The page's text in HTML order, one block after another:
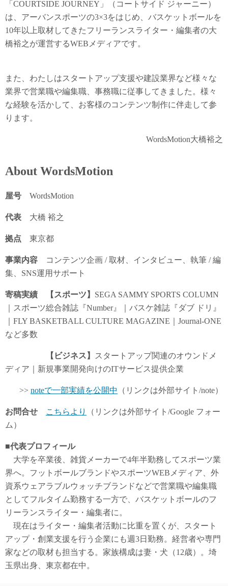
「COURTSIDE JOURNEY」（コートサイド ジャーニー）
は、アーバンスポーツの3×3をはじめ、バスケットボールを
10年以上取材してきたフリーランスライター・編集者の大
橋裕之が運営するWEBメディアです。
また、わたしはスタートアップ支援や建設業界など様々な
業界で営業職や編集職、事務職に従事してきました。様々
な経験を活かして、お客様のコンテンツ制作に伴走して参
ります。
WordsMotion大橋裕之
About WordsMotion
屋号 WordsMotion
代表 大橋 裕之
拠点 東京都
事業内容 コンテンツ企画 / 取材、インタビュー、執筆 / 編
集、SNS運用サポート
寄稿実績 【スポーツ】 SEGA SAMMY SPORTS COLUMN
｜スポーツ総合雑誌『Number』｜バスケ雑誌『ダブ ドリ』
｜FLY BASKETBALL CULTURE MAGAZINE｜Journal-ONE
など多数
【ビジネス】
スタートアップ関連のオウンドメ
ディア｜新規事業開発向けのITサービス提供企業
>> noteで一部実績を公開中 （リンクは外部サイト/note）
お問合せ こちらより
（リンクは外部サイト/Google フォー
ム）
■代表プロフィール
大学を卒業後、雑貨メーカーで4年半勤務してスポーツ業
界へ。フットボールブランドやスポーツWEBメディア、外
資系ウェアラブルウォッチブランドなどで営業職や編集職
としてフルタイム勤務する一方で、バスケットボールのフ
リーランスライター・編集者に。
現在はライター・編集者活動に比重を置くが、スタート
アップ・創業支援を行う企業にも週3日勤務。経営者や専門
家などの取材も担当する。家族構成は妻・犬（12歳）。埼
玉県出身、東京都在中。